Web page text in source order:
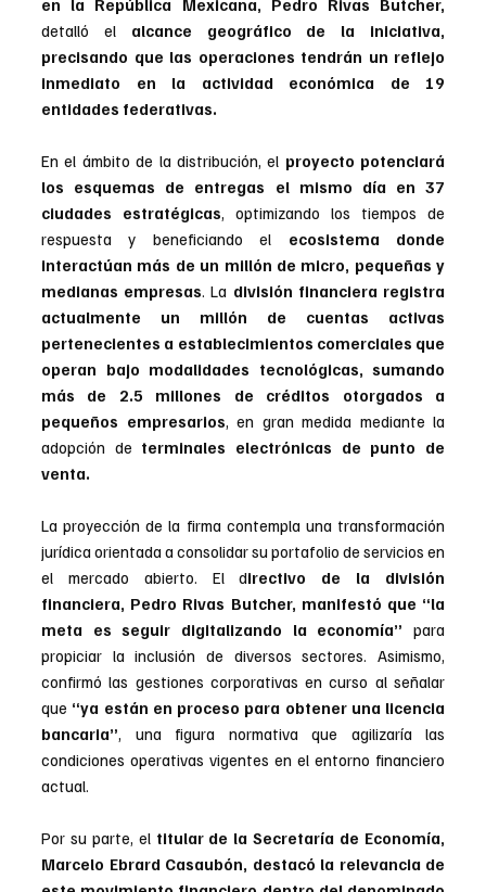
detalló el alcance geográfico de la iniciativa,
precisando que las operaciones tendrán un reflejo
inmediato en la actividad económica de 19
entidades federativas.
En el ámbito de la distribución, el proyecto potenciará
los esquemas de entregas el mismo día en 37
ciudades estratégicas, optimizando los tiempos de
respuesta y beneficiando el ecosistema donde
interactúan más de un millón de micro, pequeñas y
medianas empresas. La división financiera registra
actualmente un millón de cuentas activas
pertenecientes a establecimientos comerciales que
operan bajo modalidades tecnológicas, sumando
más de 2.5 millones de créditos otorgados a
pequeños empresarios, en gran medida mediante la
adopción de terminales electrónicas de punto de
venta.
La proyección de la firma contempla una transformación
jurídica orientada a consolidar su portafolio de servicios en
el mercado abierto. El directivo de la división
financiera, Pedro Rivas Butcher, manifestó que “la
meta es seguir digitalizando la economía” para
propiciar la inclusión de diversos sectores. Asimismo,
confirmó las gestiones corporativas en curso al señalar
que “ya están en proceso para obtener una licencia
bancaria”, una figura normativa que agilizaría las
condiciones operativas vigentes en el entorno financiero
actual.
Por su parte, el titular de la Secretaría de Economía,
Marcelo Ebrard Casaubón, destacó la relevancia de